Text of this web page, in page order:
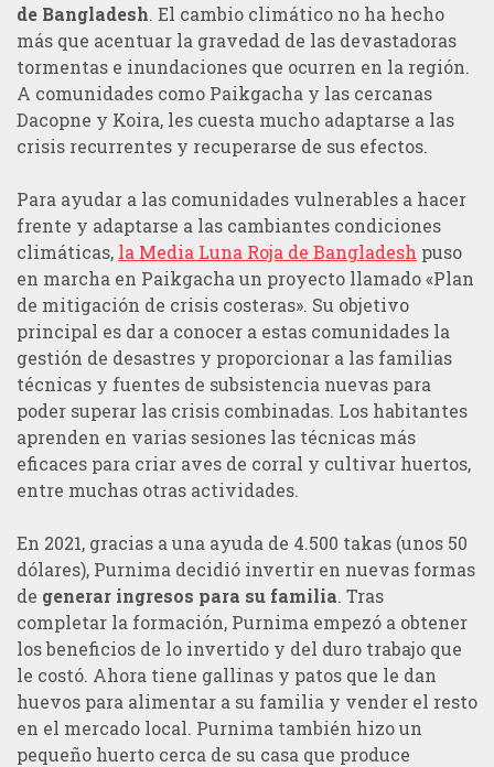
de Bangladesh. El cambio climático no ha hecho
más que acentuar la gravedad de las devastadoras
tormentas e inundaciones que ocurren en la región.
A comunidades como Paikgacha y las cercanas
Dacopne y Koira, les cuesta mucho adaptarse a las
crisis recurrentes y recuperarse de sus efectos.
Para ayudar a las comunidades vulnerables a hacer
frente y adaptarse a las cambiantes condiciones
climáticas, la Media Luna Roja de Bangladesh puso
en marcha en Paikgacha un proyecto llamado «Plan
de mitigación de crisis costeras». Su objetivo
principal es dar a conocer a estas comunidades la
gestión de desastres y proporcionar a las familias
técnicas y fuentes de subsistencia nuevas para
poder superar las crisis combinadas. Los habitantes
aprenden en varias sesiones las técnicas más
eficaces para criar aves de corral y cultivar huertos,
entre muchas otras actividades.
En 2021, gracias a una ayuda de 4.500 takas (unos 50
dólares), Purnima decidió invertir en nuevas formas
de generar ingresos para su familia. Tras
completar la formación, Purnima empezó a obtener
los beneficios de lo invertido y del duro trabajo que
le costó. Ahora tiene gallinas y patos que le dan
huevos para alimentar a su familia y vender el resto
en el mercado local. Purnima también hizo un
pequeño huerto cerca de su casa que produce